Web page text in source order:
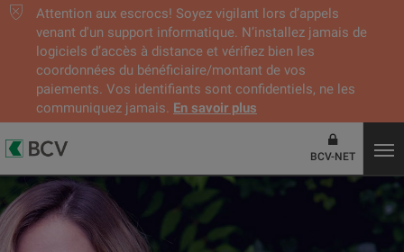
Attention aux escrocs! Soyez vigilant lors d’appels
venant d'un support informatique. N’installez jamais de
logiciels d’accès à distance et vérifiez bien les
coordonnées du bénéficiaire/montant de vos
paiements. Vos identifiants sont confidentiels, ne les
communiquez jamais. En savoir plus
BCV-NET